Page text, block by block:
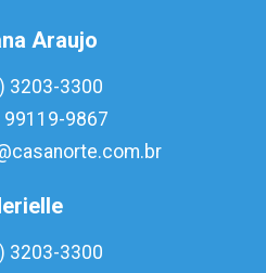
Araujo
3203-3300
99119-9867
3203-3300